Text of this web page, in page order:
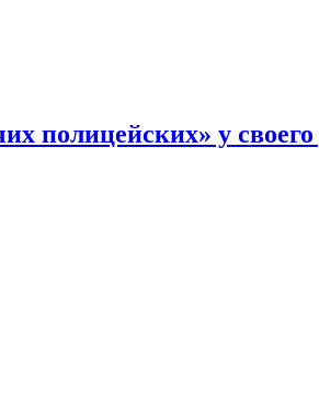
полицейских» у